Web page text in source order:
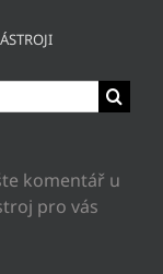
komentář u
pro vás